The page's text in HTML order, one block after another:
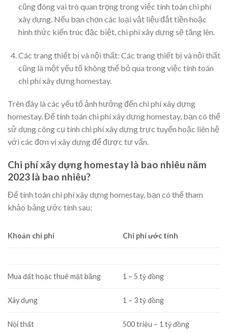
cũng đóng vai trò quan trọng trong việc tính toán chi phí
xây dựng. Nếu bạn chọn các loại vật liệu đắt tiền hoặc
hình thức kiến trúc đặc biệt, chi phí xây dựng sẽ tăng lên.
Các trang thiết bị và nội thất: Các trang thiết bị và nội thất
cũng là một yếu tố không thể bỏ qua trong việc tính toán
chi phí xây dựng homestay.
Trên đây là các yếu tố ảnh hưởng đến chi phí xây dựng
homestay. Để tính toán chi phí xây dựng homestay, bạn có thể
sử dụng công cụ tính chi phí xây dựng trực tuyến hoặc liên hệ
với các đơn vị xây dựng để được tư vấn.
Chi phí xây dựng homestay là bao nhiêu năm
2023 là bao nhiêu?
Để tính toán chi phí xây dựng homestay, bạn có thể tham
khảo bảng ước tính sau:
Khoản chi phí Chi phí ước tính
Mua đất hoặc thuê mặt bằng 1 – 5 tỷ đồng
Xây dựng 1 – 3 tỷ đồng
Nội thất 500 triệu – 1 tỷ đồng